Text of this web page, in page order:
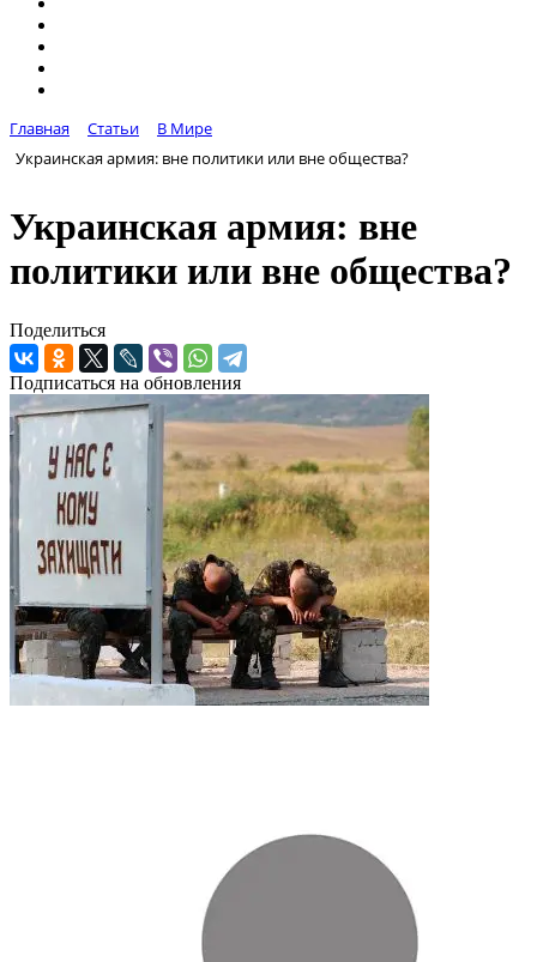
Главная Статьи
В Мире
Украинская армия: вне политики или вне общества?
Украинская армия: вне
политики или вне общества?
Поделиться
Подписаться на обновления